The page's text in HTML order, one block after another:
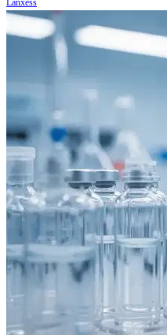
Lanxess